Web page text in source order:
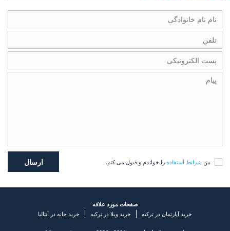
من شرایط استفاده را خواندم و قبول می کنم.
صفحات مورد علاقه
خرید آپارتمان در ترکیه
خرید ویلا در ترکیه خرید خانه در آنتالیا